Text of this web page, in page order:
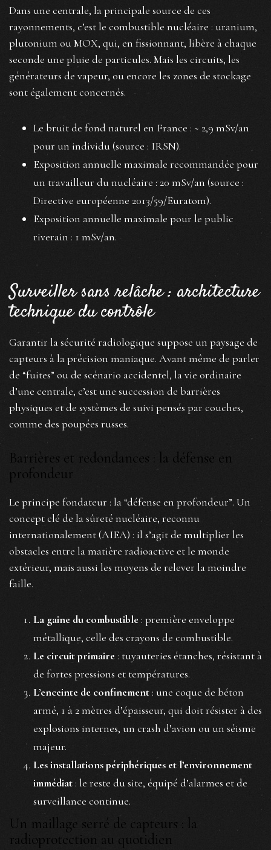
Dans une centrale, la principale source de ces
rayonnements, c’est le combustible nucléaire : uranium,
plutonium ou MOX, qui, en fissionnant, libère à chaque
seconde une pluie de particules. Mais les circuits, les
générateurs de vapeur, ou encore les zones de stockage
sont également concernés.
Le bruit de fond naturel en France : ~ 2,9 mSv/an
pour un individu (source : IRSN).
Exposition annuelle maximale recommandée pour
un travailleur du nucléaire : 20 mSv/an (source :
Directive européenne 2013/59/Euratom).
Exposition annuelle maximale pour le public
riverain : 1 mSv/an.
Surveiller sans relâche : architecture
technique du contrôle
Garantir la sécurité radiologique suppose un paysage de
capteurs à la précision maniaque. Avant même de parler
de “fuites” ou de scénario accidentel, la vie ordinaire
d’une centrale, c’est une succession de barrières
physiques et de systèmes de suivi pensés par couches,
comme des poupées russes.
Barrières et redondances : la défense en
profondeur
Le principe fondateur : la “défense en profondeur”. Un
concept clé de la sûreté nucléaire, reconnu
internationalement (AIEA) : il s’agit de multiplier les
obstacles entre la matière radioactive et le monde
extérieur, mais aussi les moyens de relever la moindre
faille.
La gaine du combustible: première enveloppe
métallique, celle des crayons de combustible.
Le circuit primaire: tuyauteries étanches, résistant à
de fortes pressions et températures.
L’enceinte de confinement: une coque de béton
armé, 1 à 2 mètres d’épaisseur, qui doit résister à des
explosions internes, un crash d’avion ou un séisme
majeur.
Les installations périphériques et l’environnement
immédiat: le reste du site, équipé d’alarmes et de
surveillance continue.
Un maillage serré de capteurs : la
radioprotection au quotidien